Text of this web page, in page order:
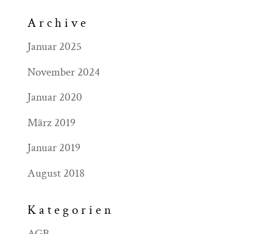
Archive
Januar 2025
November 2024
Januar 2020
März 2019
Januar 2019
August 2018
Kategorien